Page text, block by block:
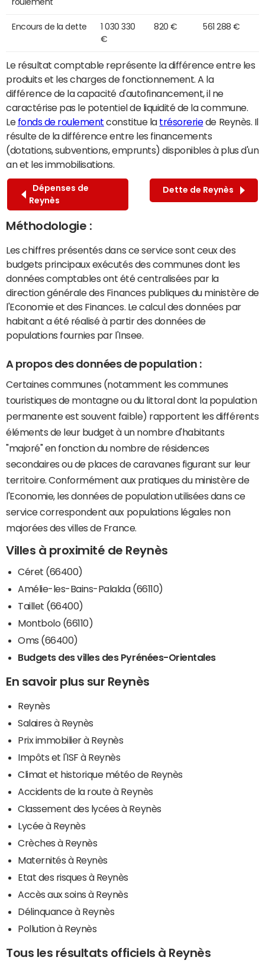
Encours de la dette
1 030 330
€
820 € 561 288 €
Le résultat comptable représente la différence entre les
produits et les charges de fonctionnement. A la
différence de la capacité d'autofinancement, il ne
caractérise pas le potentiel de liquidité de la commune.
Le fonds de roulement constitue la trésoreriede Reynès. Il
résulte de la différence entre les financements
(dotations, subventions, emprunts) disponibles à plus d'un
an et les immobilisations.
Dépenses de
Reynès
Dette de Reynès
Méthodologie :
Les chiffres présentés dans ce service sont ceux des
budgets principaux exécutés des communes dont les
données comptables ont été centralisées par la
direction générale des Finances publiques du ministère de
l'Economie et des Finances. Le calcul des données par
habitant a été réalisé à partir des données de
populations fournies par l'Insee.
A propos des données de population :
Certaines communes (notamment les communes
touristiques de montagne ou du littoral dont la population
permanente est souvent faible) rapportent les différents
éléments de leur budget à un nombre d'habitants
"majoré" en fonction du nombre de résidences
secondaires ou de places de caravanes figurant sur leur
territoire. Conformément aux pratiques du ministère de
l'Economie, les données de population utilisées dans ce
service correspondent aux populations légales non
majorées des villes de France.
Villes à proximité de Reynès
Céret (66400)
Amélie-les-Bains-Palalda (66110)
Taillet (66400)
Montbolo (66110)
Oms (66400)
Budgets des villes des Pyrénées-Orientales
En savoir plus sur Reynès
Reynès
Salaires à Reynès
Prix immobilier à Reynès
Impôts et l'ISF à Reynès
Climat et historique météo de Reynès
Accidents de la route à Reynès
Classement des lycées à Reynès
Lycée à Reynès
Crèches à Reynès
Maternités à Reynès
Etat des risques à Reynès
Accès aux soins à Reynès
Délinquance à Reynès
Pollution à Reynès
Tous les résultats officiels à Reynès